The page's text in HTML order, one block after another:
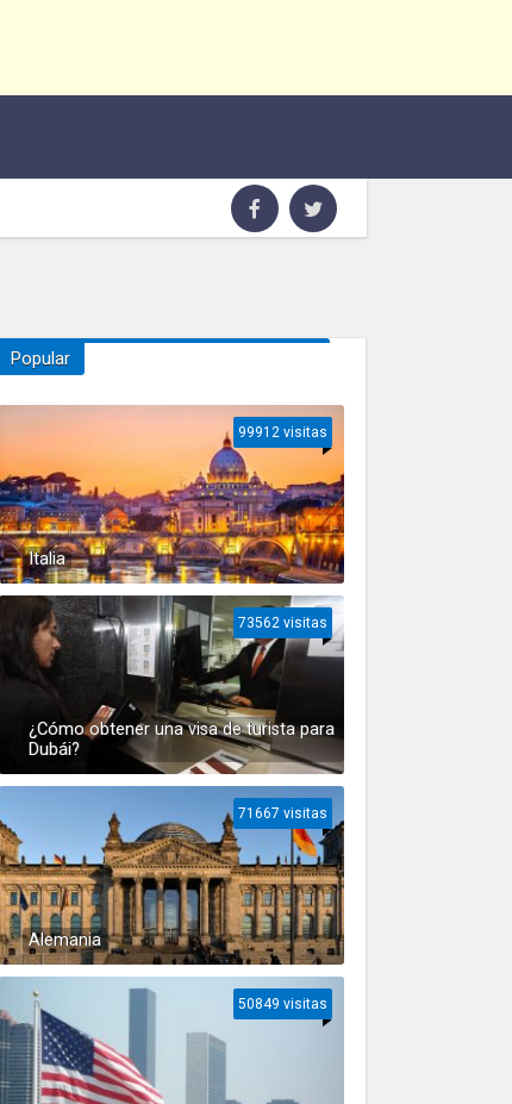
Popular
Italia
99912 visitas
¿Cómo obtener una visa de turista para
Dubái?
73562 visitas
Alemania
71667 visitas
50849 visitas